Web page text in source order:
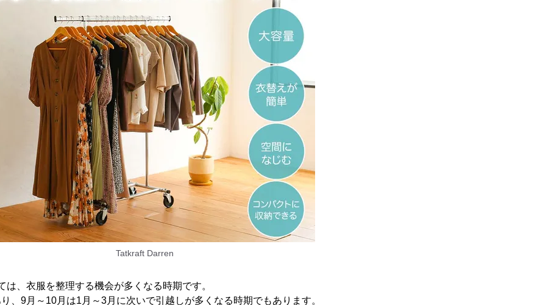
Tatkraft Darren
は、衣服を整理する機会が多くなる時期です。
、9月～10月は1月～3月に次いで引越しが多くなる時期でもあります。